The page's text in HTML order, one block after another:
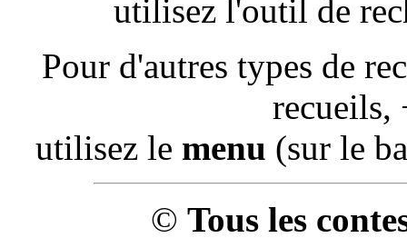
utilisez l'outil de
Pour d'autres types de
recueils,
utilisez le menu (sur le
© Tous les